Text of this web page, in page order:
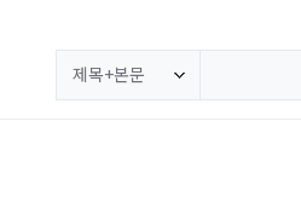
제목+본문